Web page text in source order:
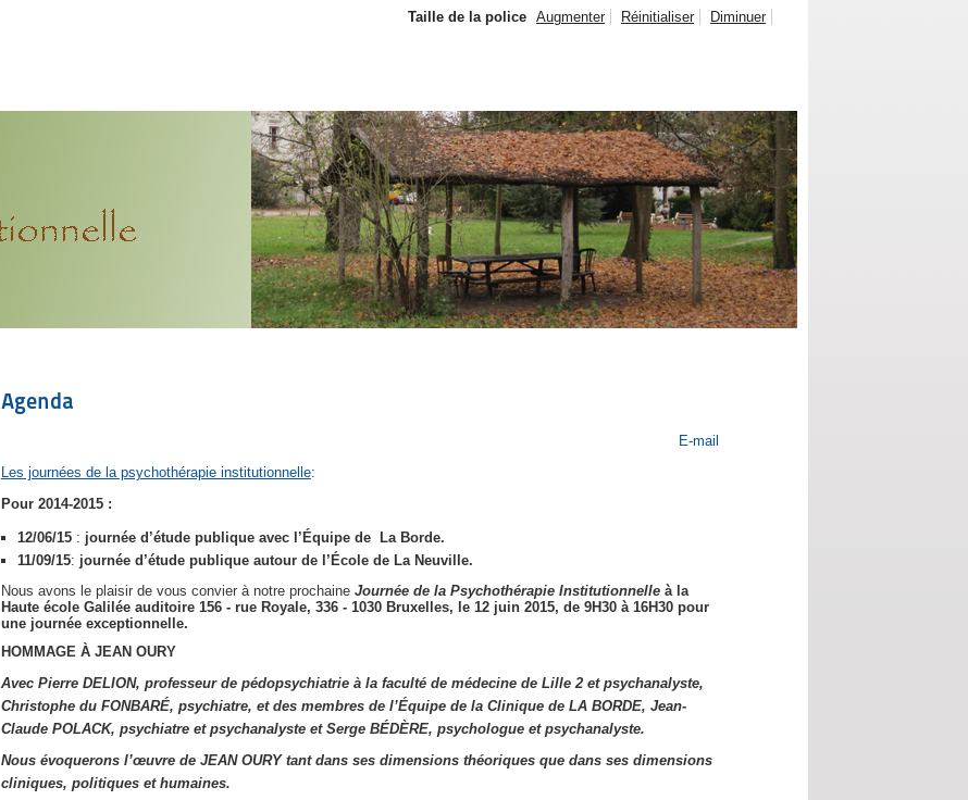
Taille de la police Augmenter Réinitialiser Diminuer
Agenda
E-mail
Les journées de la psychothérapie institutionnelle:
Pour 2014-2015 :
12/06/15: journée d’étude publique avec l’Équipe de La Borde.
11/09/15: journée d’étude publique autour de l’École de La Neuville.
Nous avons le plaisir de vous convier à notre prochaine Journée de la Psychothérapie Institutionnelleà la
Haute école Galilée​ ​auditoire 156​ ​- rue Royale, 336 - 1030 Bruxelles, le 12 juin 2015, de 9H30 à 16H30 pour
une journée exceptionnelle.
HOMMAGE À JEAN OURY
Avec Pierre DELION, professeur de pédopsychiatrie à la faculté de médecine de Lille 2 et psychanalyste,
Christophe du FONBARÉ, psychiatre, et des membres de l’Équipe de la Clinique de LA BORDE, Jean-
Claude POLACK, psychiatre et psychanalyste et Serge BÉDÈRE, psychologue et psychanalyste.
Nous évoquerons l’œuvre de JEAN OURY tant dans ses dimensions théoriques que dans ses dimensions
cliniques, politiques et humaines.